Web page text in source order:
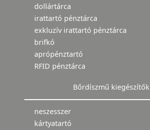
dollártárca
irattartó pénztárca
exkluzív irattartó pénztárca
brifkó
aprópénztartó
RFID pénztárca
Bőrdíszmű kiegészítők
neszesszer
kártyatartó